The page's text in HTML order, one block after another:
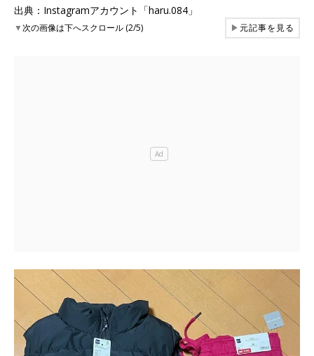
出典：Instagramアカウント「haru.084」
▼次の画像は下へスクロール (2/5) ▶元記事を見る